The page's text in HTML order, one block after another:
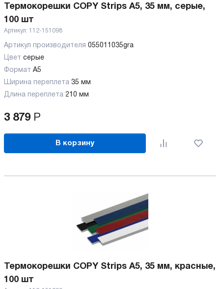
Термокорешки COPY Strips A5, 35 мм, серые,
100 шт
Артикул: 112-151098
Артикул производителя 055011035gra
Цвет серые
Формат A5
Ширина переплета 35 мм
Длина переплета 210 мм
3 879 Р
В корзину
Термокорешки COPY Strips A5, 35 мм, красные,
100 шт